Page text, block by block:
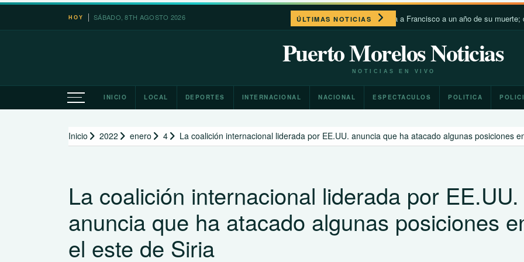
Saltar
HOY SÁBADO, 8TH AGOSTO 2026 ÚLTIMAS NOTICIAS
León XIV recuerda a Francisco a un año de su muerte;
Puerto Morelos Noticias
NOTICIAS EN VIVO
INICIO LOCAL DEPORTES INTERNACIONAL NACIONAL ESPECTACULOS POLITICA
Inicio 2022 enero 4 La coalición internacional liderada por EE.UU. anuncia que ha atacado algunas posiciones
La coalición internacional liderada por EE.UU.
anuncia que ha atacado algunas posiciones
el este de Siria